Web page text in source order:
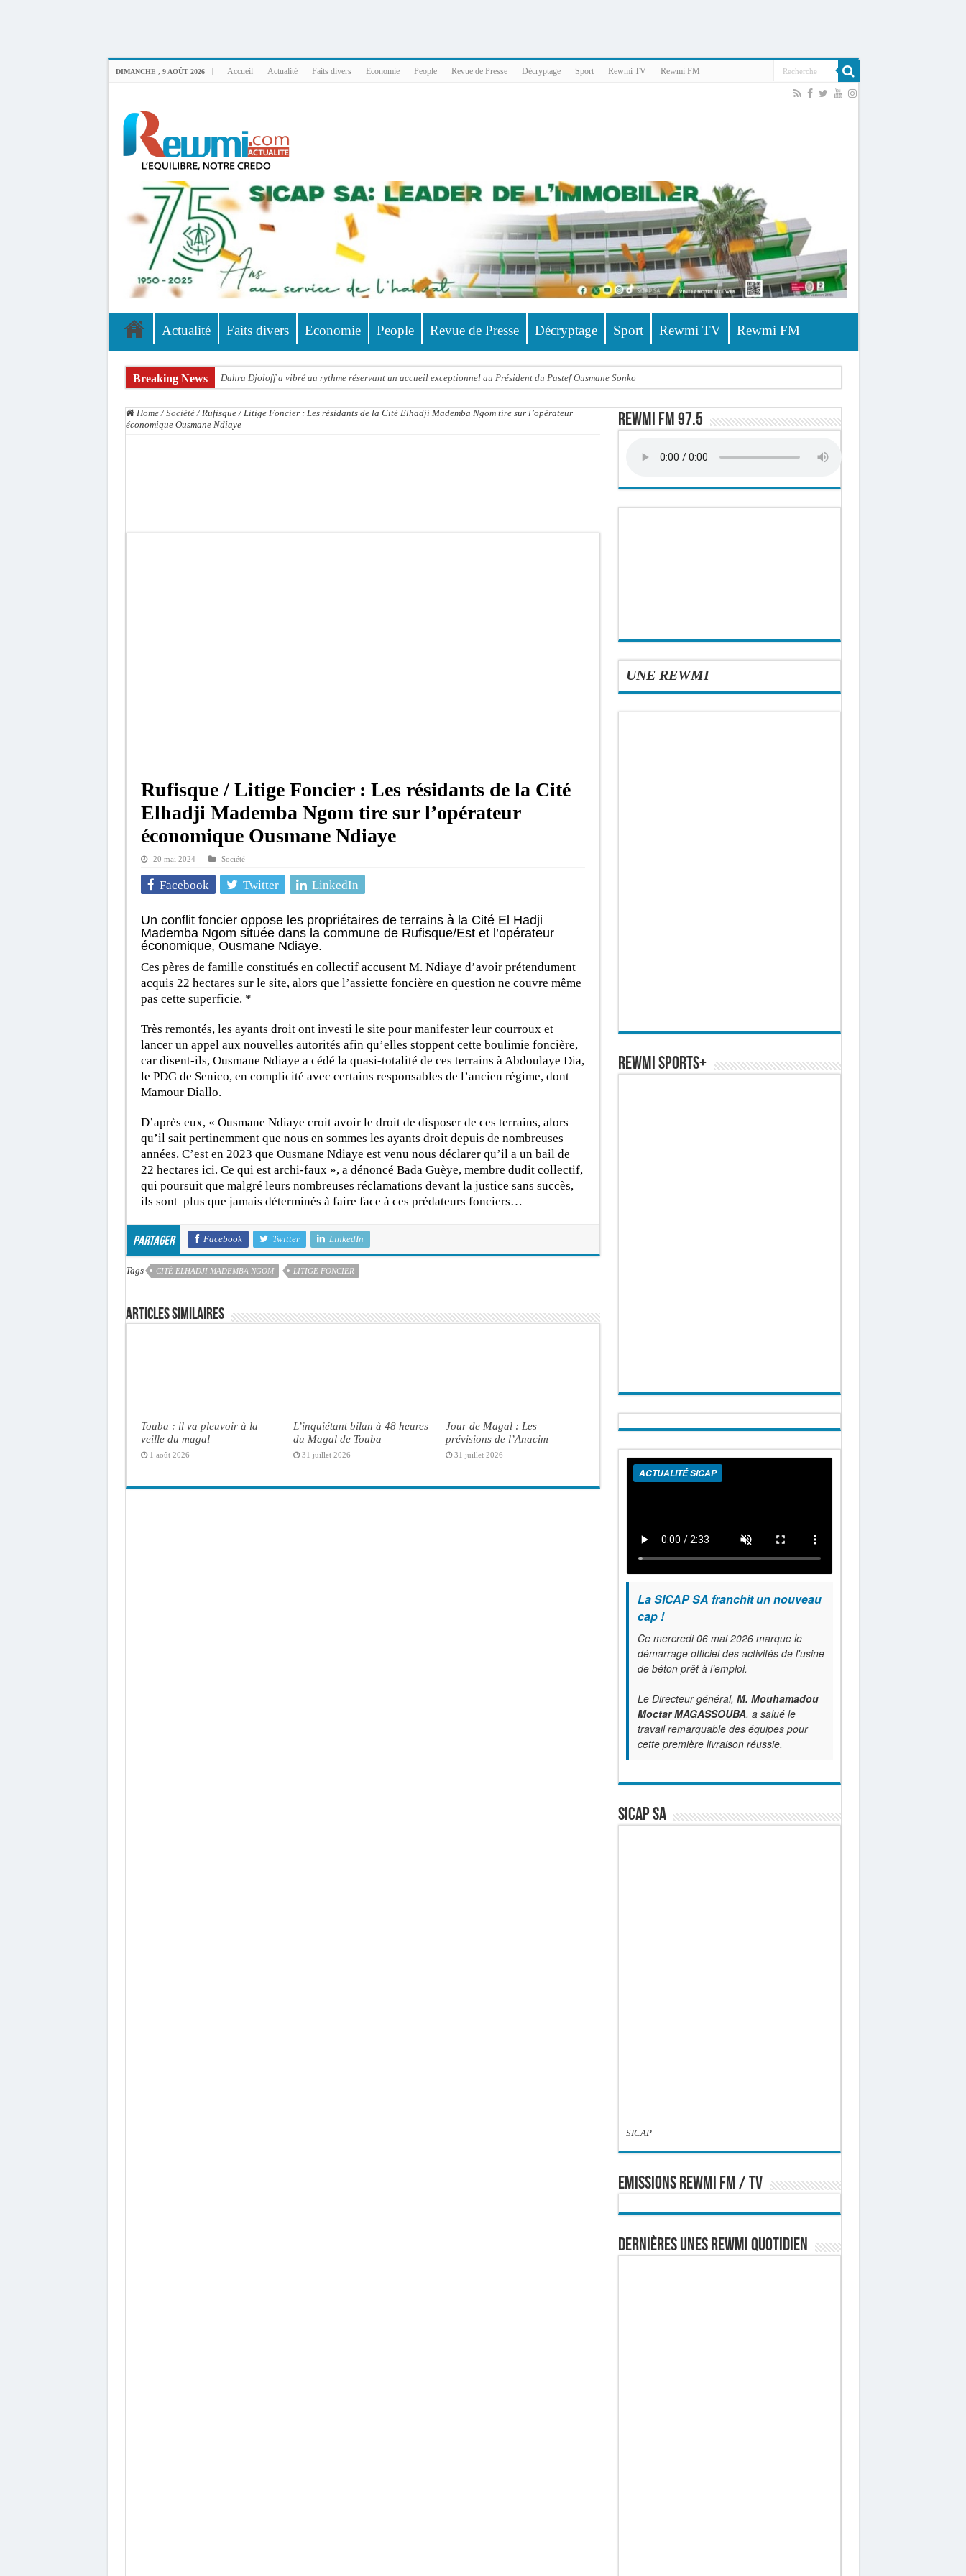
DIMANCHE , 9 AOÛT 2026 Accueil Actualité Faits divers Economie People Revue de Presse Décryptage Sport Rewmi TV Rewmi FM
Actualité Faits divers Economie People Revue de Presse Décryptage Sport Rewmi TV Rewmi FM
Breaking News Dahra Djoloff a vibré au rythme réservant un accueil exceptionnel au Président du Pastef Ousmane Sonko
Affaire Pape Cheikh Diallo et Cie : Ousmane Kane prédit une « cascade de relaxes » devant le tribunal si…
Home / Société / Rufisque / Litige Foncier : Les résidants de la Cité Elhadji Mademba Ngom tire sur l’opérateur
économique Ousmane Ndiaye
Rufisque / Litige Foncier : Les résidants de la Cité
Elhadji Mademba Ngom tire sur l’opérateur
économique Ousmane Ndiaye
20 mai 2024 Société
Facebook Twitter LinkedIn
Un conflit foncier oppose les propriétaires de terrains à la Cité El Hadji
Mademba Ngom située dans la commune de Rufisque/Est et l’opérateur
économique, Ousmane Ndiaye.
Ces pères de famille constitués en collectif accusent M. Ndiaye d’avoir prétendument
acquis 22 hectares sur le site, alors que l’assiette foncière en question ne couvre même
pas cette superficie. *
Très remontés, les ayants droit ont investi le site pour manifester leur courroux et
lancer un appel aux nouvelles autorités afin qu’elles stoppent cette boulimie foncière,
car disent-ils, Ousmane Ndiaye a cédé la quasi-totalité de ces terrains à Abdoulaye Dia,
le PDG de Senico, en complicité avec certains responsables de l’ancien régime, dont
Mamour Diallo.
D’après eux, « Ousmane Ndiaye croit avoir le droit de disposer de ces terrains, alors
qu’il sait pertinemment que nous en sommes les ayants droit depuis de nombreuses
années. C’est en 2023 que Ousmane Ndiaye est venu nous déclarer qu’il a un bail de
22 hectares ici. Ce qui est archi-faux », a dénoncé Bada Guèye, membre dudit collectif,
qui poursuit que malgré leurs nombreuses réclamations devant la justice sans succès,
ils sont plus que jamais déterminés à faire face à ces prédateurs fonciers…
Partager Facebook Twitter LinkedIn
Tags CITÉ ELHADJI MADEMBA NGOM LITIGE FONCIER
Articles similaires
Touba : il va pleuvoir à la
veille du magal
1 août 2026
L’inquiétant bilan à 48 heures
du Magal de Touba
31 juillet 2026
Jour de Magal : Les
prévisions de l’Anacim
31 juillet 2026
Rewmi FM 97.5
UNE REWMI
REWMI SPORTS+
ACTUALITÉ SICAP
La SICAP SA franchit un nouveau
cap !
Ce mercredi 06 mai 2026 marque le
démarrage officiel des activités de l'usine
de béton prêt à l’emploi.
Le Directeur général, M. Mouhamadou
Moctar MAGASSOUBA, a salué le
travail remarquable des équipes pour
cette première livraison réussie.
SICAP SA
SICAP
EMISSIONS REWMI FM / TV
Dernières Unes Rewmi Quotidien